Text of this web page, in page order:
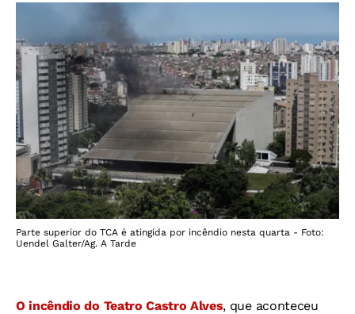
Parte superior do TCA é atingida por incêndio nesta quarta - Foto:
Uendel Galter/Ag. A Tarde
O incêndio do Teatro Castro Alves, que aconteceu